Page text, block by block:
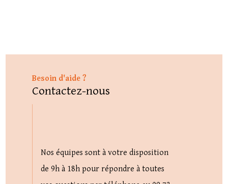
Besoin d'aide ?
Contactez-nous
Nos équipes sont à votre disposition
de 9h à 18h pour répondre à toutes